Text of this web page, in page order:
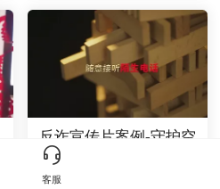
客服
反诈宣传片案例-守护空